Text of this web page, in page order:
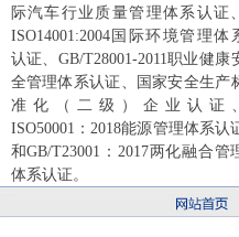
际汽车行业质量管理体系认证、
ISO14001:2004国际环境管理体
认证、GB/T28001-2011职业健康
全管理体系认证、国家安全生产
准化（二级）企业认证、
ISO50001：2018能源管理体系认
和GB/T23001：2017两化融合管
体系认证。